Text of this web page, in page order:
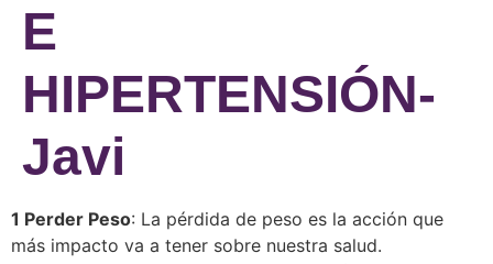
E
HIPERTENSIÓN-
Javi
1 Perder Peso: La pérdida de peso es la acción que
más impacto va a tener sobre nuestra salud.